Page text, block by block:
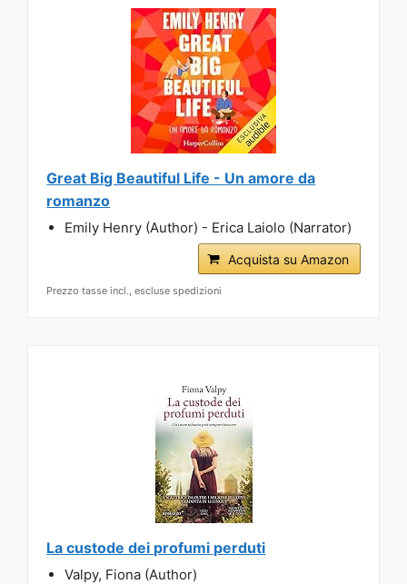
Great Big Beautiful Life - Un amore da
romanzo
Emily Henry (Author) - Erica Laiolo (Narrator)
Acquista su Amazon
Prezzo tasse incl., escluse spedizioni
La custode dei profumi perduti
Valpy, Fiona (Author)